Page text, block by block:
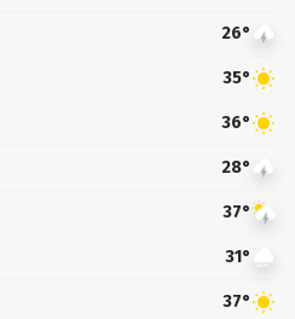
26°
35°
36°
28°
37°
31°
37°